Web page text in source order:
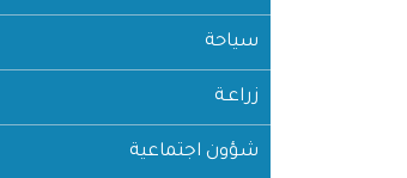
سياحة
زراعـة
شؤون اجتماعية